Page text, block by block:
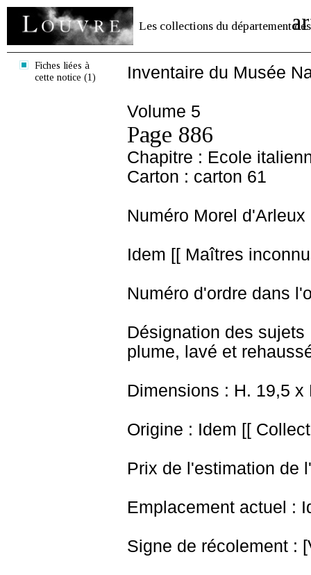
Les collections du département des
Fiches liées à
cette notice (1)
Inventaire du Musée
Volume 5
Page 886
Chapitre : Ecole
Carton : carton 61
Numéro Morel d'Arleux
Idem [[ Maîtres
Numéro d'ordre dans
Désignation des
plume, lavé et
Dimensions : H. 19,5 x
Origine : Idem [[
Prix de l'estimation de
Emplacement actuel :
Signe de récolement :